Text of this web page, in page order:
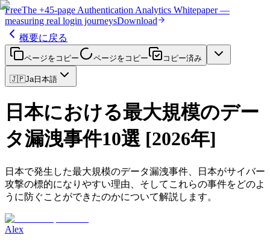
FreeThe +45-page Authentication Analytics Whitepaper —
measuring real login journeysDownload
概要に戻る
ページをコピー ページをコピー コピー済み
🇯🇵Ja日本語
日本における最大規模のデー
タ漏洩事件10選 [2026年]
日本で発生した最大規模のデータ漏洩事件、日本がサイバー
攻撃の標的になりやすい理由、そしてこれらの事件をどのよ
うに防ぐことができたのかについて解説します。
Alex